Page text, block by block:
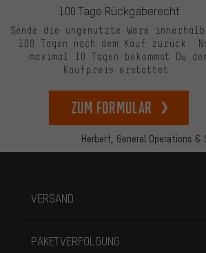
Herbert, General Operations &
100 Tage Rückgaberecht
Sende die ungenutzte Ware
100 Tagen nach dem Kauf zurück.
maximal 10 Tagen bekommst Du
Kaufpreis erstattet.
zum Formular
VERSAND
PAKETVERFOLGUNG